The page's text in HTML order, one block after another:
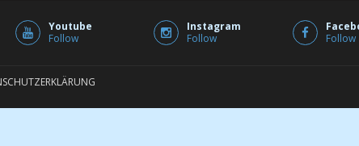
Youtube
Follow
Instagram
Follow
Follow